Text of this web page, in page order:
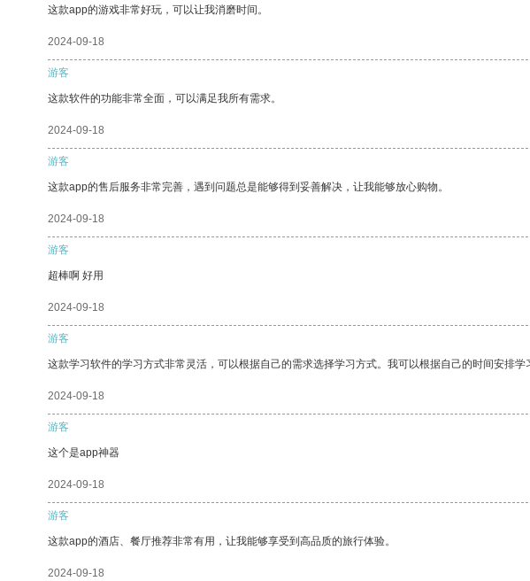
这款app的游戏非常好玩，可以让我消磨时间。
2024-09-18
游客
这款软件的功能非常全面，可以满足我所有需求。
2024-09-18
游客
这款app的售后服务非常完善，遇到问题总是能够得到妥善解决，让我能够放心购物。
2024-09-18
游客
超棒啊 好用
2024-09-18
游客
这款学习软件的学习方式非常灵活，可以根据自己的需求选择学习方式。我可以根据自己的时间安排学
2024-09-18
游客
这个是app神器
2024-09-18
游客
这款app的酒店、餐厅推荐非常有用，让我能够享受到高品质的旅行体验。
2024-09-18